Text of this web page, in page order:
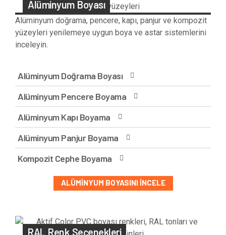
Alüminyum Boyası
Alüminyum doğrama, pencere, kapı, panjur ve kompozit
yüzeyleri yenilemeye uygun boya ve astar sistemlerini
inceleyin.
Alüminyum Doğrama Boyası
Alüminyum Pencere Boyama
Alüminyum Kapı Boyama
Alüminyum Panjur Boyama
Kompozit Cephe Boyama
ALÜMINYUM BOYASINI İNCELE
RAL Renk Seçenekleri